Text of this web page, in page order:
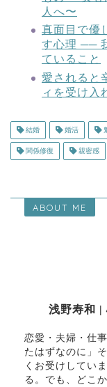
人へ〜
真面目で優
す心理 ──
ていること
愛されると
ィを受け入
結婚 婚活
関係修復 親密感
ABOUT ME
浅野寿和 |
恋愛・夫婦・仕
たはずなのに」
くお受けしてい
る。でも、どこ